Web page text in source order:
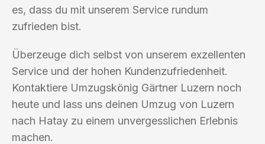
es, dass du mit unserem Service rundum
zufrieden bist.
Überzeuge dich selbst von unserem exzellenten
Service und der hohen Kundenzufriedenheit.
Kontaktiere Umzugskönig Gärtner Luzern noch
heute und lass uns deinen Umzug von Luzern
nach Hatay zu einem unvergesslichen Erlebnis
machen.